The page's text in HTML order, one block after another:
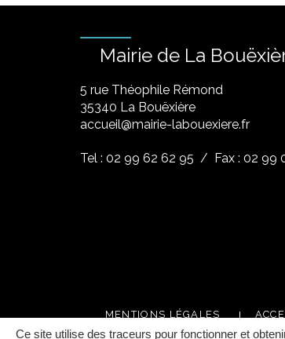
Ce site utilise des traceurs pour fonctionner et
Mairie de La
5 rue Théophile Rémond
​35340 La Bouëxière
accueil@mairie-labouexiere.fr
Tel : 02 99 62 62 95 / Fax : 02 99
MENTIONS LÉGALES